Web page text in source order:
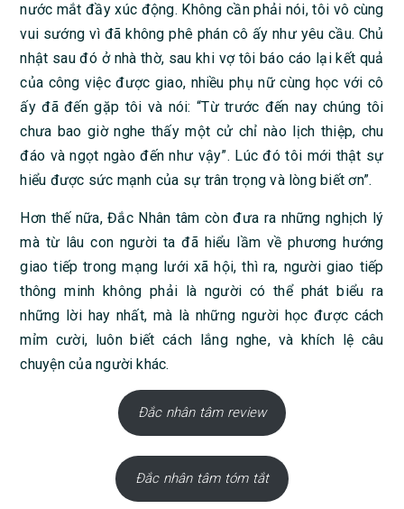
nước mắt đầy xúc động. Không cần phải nói, tôi vô cùng
vui sướng vì đã không phê phán cô ấy như yêu cầu. Chủ
nhật sau đó ở nhà thờ, sau khi vợ tôi báo cáo lại kết quả
của công việc được giao, nhiều phụ nữ cùng học với cô
ấy đã đến gặp tôi và nói: “Từ trước đến nay chúng tôi
chưa bao giờ nghe thấy một cử chỉ nào lịch thiệp, chu
đáo và ngọt ngào đến như vậy”. Lúc đó tôi mới thật sự
hiểu được sức mạnh của sự trân trọng và lòng biết ơn”.
Hơn thế nữa, Đắc Nhân tâm còn đưa ra những nghịch lý
mà từ lâu con người ta đã hiểu lầm về phương hướng
giao tiếp trong mạng lưới xã hội, thì ra, người giao tiếp
thông minh không phải là người có thể phát biểu ra
những lời hay nhất, mà là những người học được cách
mỉm cười, luôn biết cách lắng nghe, và khích lệ câu
chuyện của người khác.
Đắc nhân tâm review
Đắc nhân tâm tóm tắt